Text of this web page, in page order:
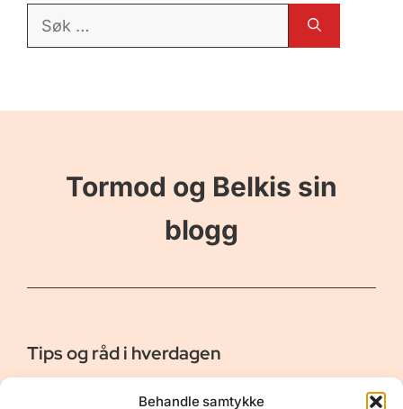
Behandle samtykke
Søk
Tormod og Belkis sin
blogg
Tips og råd i hverdagen
Er vår bloggside hvor vi ønsker å dele våre opplevelser og